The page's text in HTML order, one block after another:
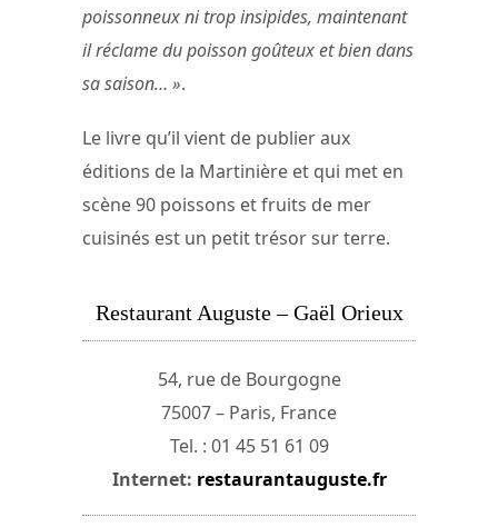
poissonneux ni trop insipides, maintenant
il réclame du poisson goûteux et bien dans
sa saison… ».
Le livre qu’il vient de publier aux
éditions de la Martinière et qui met en
scène 90 poissons et fruits de mer
cuisinés est un petit trésor sur terre.
Restaurant Auguste – Gaël Orieux
54, rue de Bourgogne
75007 – Paris, France
Tel. : 01 45 51 61 09
Internet: restaurantauguste.fr